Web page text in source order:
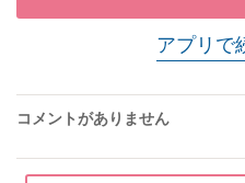
アプリで
コメントがありません